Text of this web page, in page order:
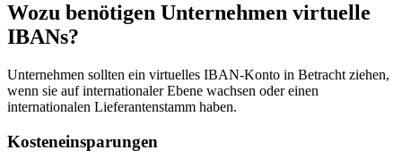
Wozu benötigen Unternehmen virtuelle
IBANs?
Unternehmen sollten ein virtuelles IBAN-Konto in Betracht ziehen,
wenn sie auf internationaler Ebene wachsen oder einen
internationalen Lieferantenstamm haben.
Kosteneinsparungen